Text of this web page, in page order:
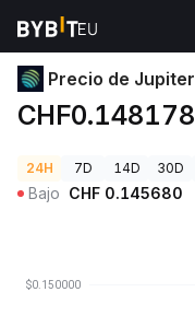
Precios de Criptomonedas
Precio de Jupiter
CHF0.148178
24H 7D 14D 30D
Bajo CHF 0.145680